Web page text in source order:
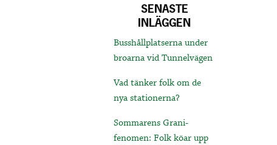
SENASTE
INLÄGGEN
Busshållplatserna under
broarna vid Tunnelvägen
Vad tänker folk om de
nya stationerna?
Sommarens Grani-
fenomen: Folk köar upp